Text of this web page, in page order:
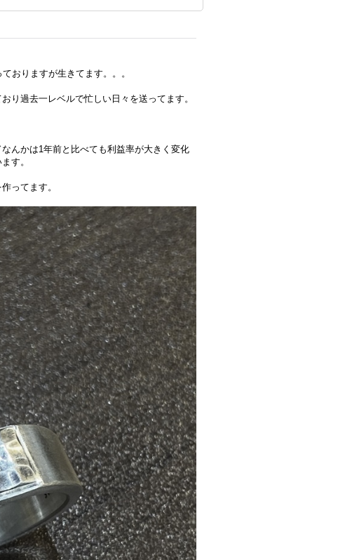
おりますが生きてます。。。
り過去一レベルで忙しい日々を送ってます。
んかは1年前と比べても利益率が大きく変化
す。
ってます。